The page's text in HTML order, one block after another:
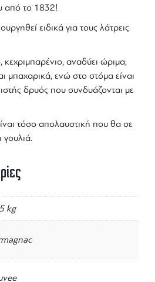
από το 1832!
ειδικά για τους λάτρεις
κεχριμπαρένιο, αναδύει ώριμα,
μπαχαρικά, ενώ στο στόμα είναι
δρυός που συνδυάζονται με
τόσο απολαυστική που θα σε
kg